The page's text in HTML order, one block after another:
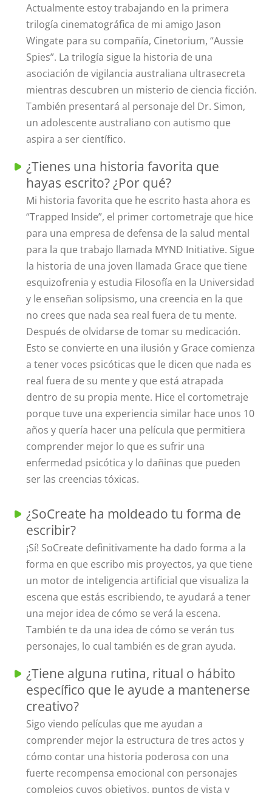
Actualmente estoy trabajando en la primera
trilogía cinematográfica de mi amigo Jason
Wingate para su compañía, Cinetorium, “Aussie
Spies”. La trilogía sigue la historia de una
asociación de vigilancia australiana ultrasecreta
mientras descubren un misterio de ciencia ficción.
También presentará al personaje del Dr. Simon,
un adolescente australiano con autismo que
aspira a ser científico.
¿Tienes una historia favorita que
hayas escrito? ¿Por qué?
Mi historia favorita que he escrito hasta ahora es
“Trapped Inside”, el primer cortometraje que hice
para una empresa de defensa de la salud mental
para la que trabajo llamada MYND Initiative. Sigue
la historia de una joven llamada Grace que tiene
esquizofrenia y estudia Filosofía en la Universidad
y le enseñan solipsismo, una creencia en la que
no crees que nada sea real fuera de tu mente.
Después de olvidarse de tomar su medicación.
Esto se convierte en una ilusión y Grace comienza
a tener voces psicóticas que le dicen que nada es
real fuera de su mente y que está atrapada
dentro de su propia mente. Hice el cortometraje
porque tuve una experiencia similar hace unos 10
años y quería hacer una película que permitiera
comprender mejor lo que es sufrir una
enfermedad psicótica y lo dañinas que pueden
ser las creencias tóxicas.
¿SoCreate ha moldeado tu forma de
escribir?
¡Sí! SoCreate definitivamente ha dado forma a la
forma en que escribo mis proyectos, ya que tiene
un motor de inteligencia artificial que visualiza la
escena que estás escribiendo, te ayudará a tener
una mejor idea de cómo se verá la escena.
También te da una idea de cómo se verán tus
personajes, lo cual también es de gran ayuda.
¿Tiene alguna rutina, ritual o hábito
específico que le ayude a mantenerse
creativo?
Sigo viendo películas que me ayudan a
comprender mejor la estructura de tres actos y
cómo contar una historia poderosa con una
fuerte recompensa emocional con personajes
complejos cuyos objetivos, puntos de vista y